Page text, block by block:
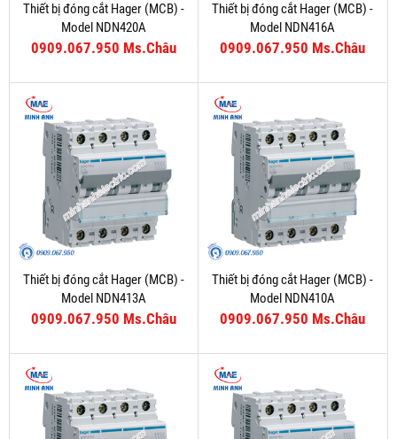
Thiết bị đóng cắt Hager (MCB) -
Model NDN420A
0909.067.950 Ms.Châu
Thiết bị đóng cắt Hager (MCB) -
Model NDN416A
0909.067.950 Ms.Châu
Thiết bị đóng cắt Hager (MCB) -
Model NDN413A
0909.067.950 Ms.Châu
Thiết bị đóng cắt Hager (MCB) -
Model NDN410A
0909.067.950 Ms.Châu